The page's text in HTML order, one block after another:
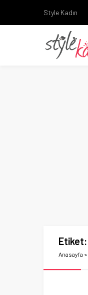
Style Kadın
Etiket:
Anasayfa »